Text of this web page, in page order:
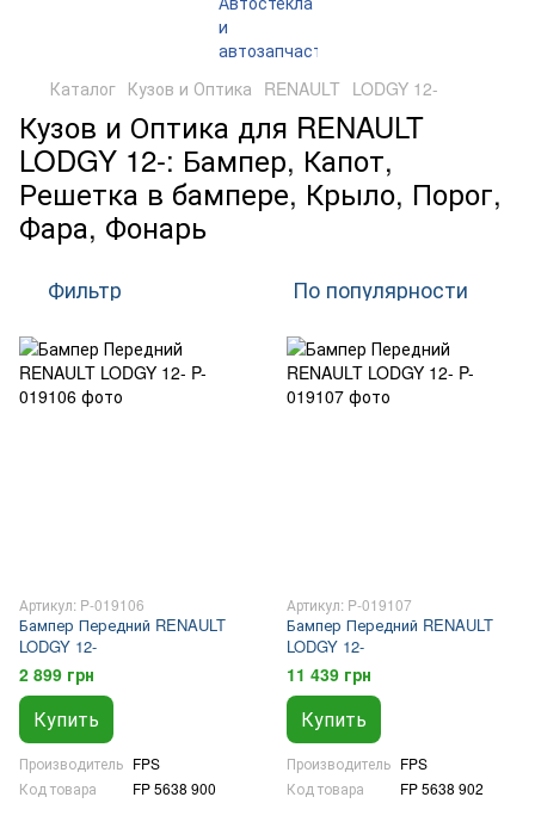
Каталог Кузов и Оптика RENAULT LODGY 12-
Кузов и Оптика для RENAULT
LODGY 12-: Бампер, Капот,
Решетка в бампере, Крыло, Порог,
Фара, Фонарь
Фильтр По популярности
Артикул: P-019106
Бампер Передний RENAULT
LODGY 12-
2 899 грн
Купить
Производитель FPS
Код товара
FP 5638 900
Артикул: P-019107
Бампер Передний RENAULT
LODGY 12-
11 439 грн
Купить
Производитель FPS
Код товара
FP 5638 902